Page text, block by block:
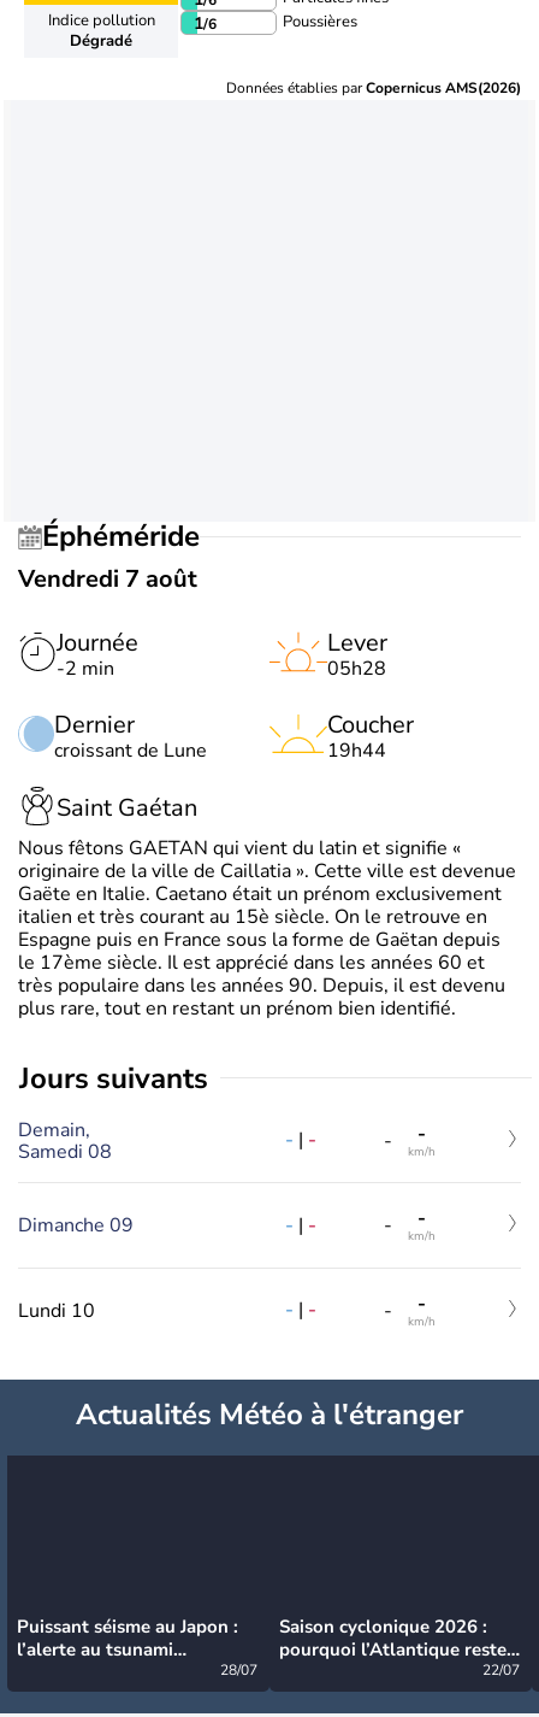
Indice pollution
Dégradé
1/6 Poussières
Données établies parCopernicus AMS(2026)
Éphéméride
Vendredi 7 août
Journée
-2 min
Dernier
croissant de Lune
Lever
05h28
Coucher
19h44
Saint Gaétan
Nous fêtons GAETAN qui vient du latin et signifie «
originaire de la ville de Caillatia ». Cette ville est devenue
Gaëte en Italie. Caetano était un prénom exclusivement
italien et très courant au 15è siècle. On le retrouve en
Espagne puis en France sous la forme de Gaëtan depuis
le 17ème siècle. Il est apprécié dans les années 60 et
très populaire dans les années 90. Depuis, il est devenu
plus rare, tout en restant un prénom bien identifié.
jours suivants
Demain,
Samedi 08
- | - - -
km/h
Dimanche 09 - | - - -
km/h
Lundi 10 - | - - -
km/h
Actualités Météo à l'étranger
Puissant séisme au Japon :
l’alerte au tsunami
28/07
Saison cyclonique 2026 :
pourquoi l’Atlantique reste
22/07